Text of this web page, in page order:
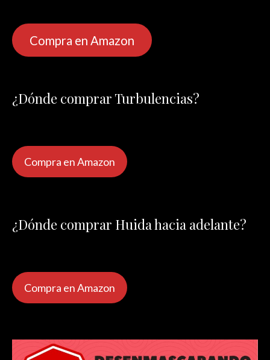
Compra en Amazon
¿Dónde comprar Turbulencias?
Compra en Amazon
¿Dónde comprar Huida hacia adelante?
Compra en Amazon